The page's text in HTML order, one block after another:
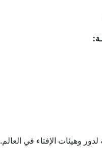
وهيئات الإفتاء في العالم.